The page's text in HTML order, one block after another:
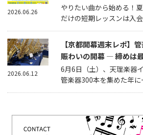
やりたい曲から始める！
だけの短期レッスンは入
2026.06.26
【京都開幕週末レポ】
賑わいの開幕 — 締めは
6月6日（土）、天理楽器
管楽器300本を集めた年に
2026.06.12